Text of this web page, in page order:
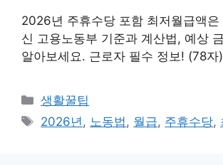
2026년 주휴수당 포함 최저월급액은
신 고용노동부 기준과 계산법, 예상
알아보세요. 근로자 필수 정보! (78자)
카
테
생활꿀팁
태
2026년, 노동법, 월급, 주휴수당,